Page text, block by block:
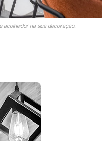
acolhedor na sua decoração.